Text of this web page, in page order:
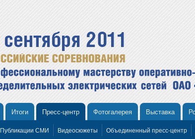
Итоги Пресс-центр Фотогалерея Выставка
Публикации СМИ Видеосюжеты Объединенный пресс-центр